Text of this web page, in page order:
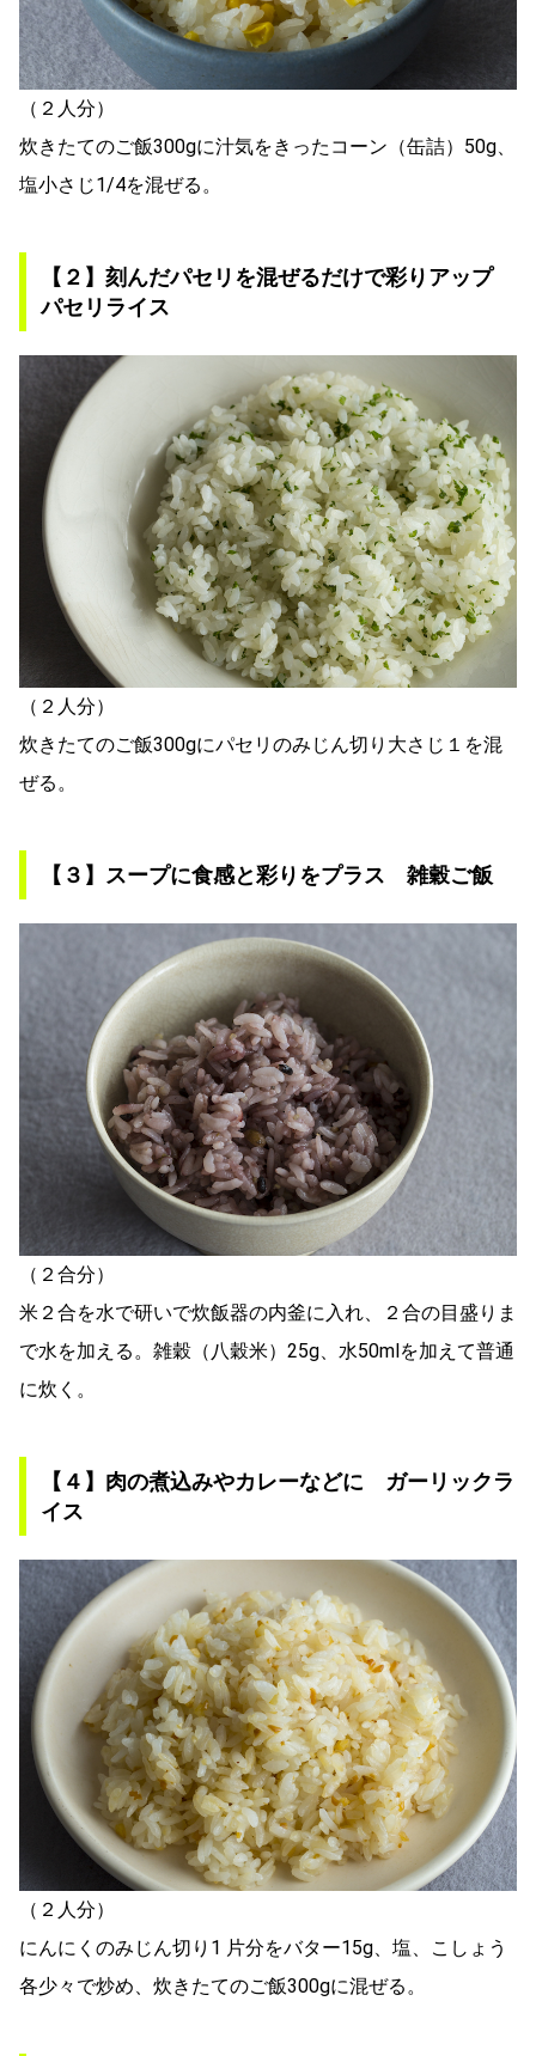
（２人分）
炊きたてのご飯300gに汁気をきったコーン（缶詰）50g、
塩小さじ1/4を混ぜる。
【２】刻んだパセリを混ぜるだけで彩りアップ
パセリライス
（２人分）
炊きたてのご飯300gにパセリのみじん切り大さじ１を混
ぜる。
【３】スープに食感と彩りをプラス 雑穀ご飯
（２合分）
米２合を水で研いで炊飯器の内釜に入れ、２合の目盛りま
で水を加える。雑穀（八穀米）25g、水50mlを加えて普通
に炊く。
【４】肉の煮込みやカレーなどに ガーリックラ
イス
（２人分）
にんにくのみじん切り1 片分をバター15g、塩、こしょう
各少々で炒め、炊きたてのご飯300gに混ぜる。